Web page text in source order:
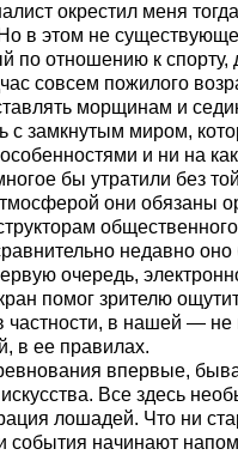
окрестил меня
в этом не
по отношению к
совсем пожилого
морщинам и
с замкнутым миром,
и ни на
бы утратили без
они обязаны
недавно
очередь,
помог зрителю
в нашей —
в ее правилах.
впервые,
Все здесь
лошадей. Что ни
события начинают